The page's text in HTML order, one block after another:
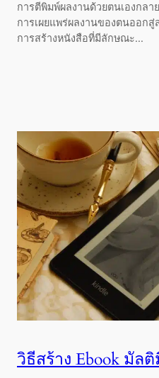
การตีพิมพ์ผลงานด้วยตนเองกล
การเผยแพร่ผลงานของตนออกสู่
การสร้างหนังสือที่มีลักษณะ...
วิธีสร้าง Ebook มัลติ